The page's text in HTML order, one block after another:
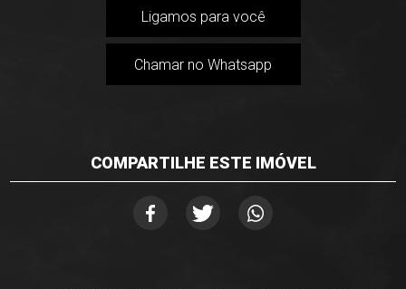
Ligamos para você
Chamar no Whatsapp
COMPARTILHE ESTE IMÓVEL